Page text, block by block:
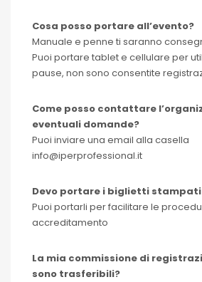
Cosa posso portare all’evento?
Manuale e penne ti saranno
Puoi portare tablet e cellulare per
pause, non sono consentite
Come posso contattare
eventuali domande?
Puoi inviare una email alla casella
info@iperprofessional.it
Devo portare i biglietti stampati
Puoi portarli per facilitare le
accreditamento
La mia commissione di
sono trasferibili?